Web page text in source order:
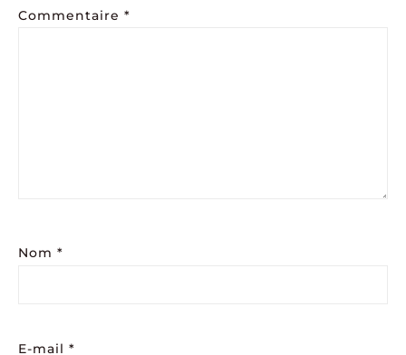
Commentaire *
Nom *
E-mail *